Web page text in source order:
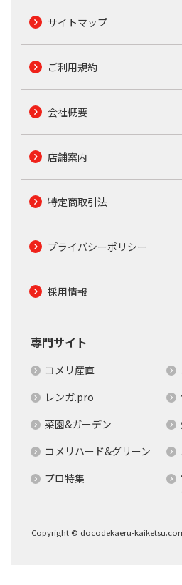
サイトマップ
ご利用規約
会社概要
店舗案内
特定商取引法
プライバシーポリシー
採用情報
専門サイト
コメリ産直
レンガ.pro
菜園&ガーデン
コメリハード&グリーン
プロ特集
Copyright © docodekaeru-